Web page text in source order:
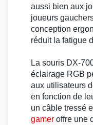
aussi bien aux
joueurs
conception
réduit la fatigue
La souris DX-
éclairage RGB
aux utilisateurs
en fonction de
un câble tressé
gamer offre une